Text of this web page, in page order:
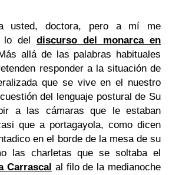
usted, doctora, pero a mí me
lo del discurso del monarca en
allá de las palabras habituales
responder a la situación de
que se vive en el nuestro
del lenguaje postural de Su
a las cámaras que le estaban
que a portagayola, como dicen
en el borde de la mesa de su
las charletas que se soltaba el
Carrascal al filo de la medianoche